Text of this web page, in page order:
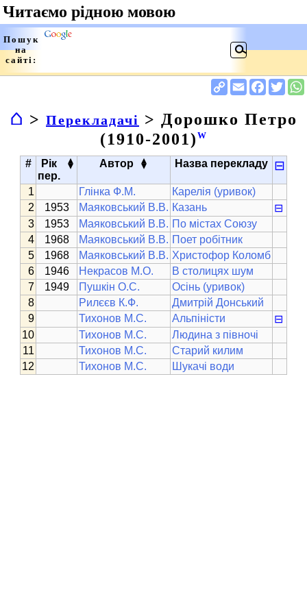
⌂ > Перекладачі > Дорошко Петро
(1910-2001) W
#
Рік
пер.
▴
▾ Автор ▴
▾ Назва перекладу ⊟
Глінка Ф.М.
Карелія (уривок)
1953
Маяковський В.В. Казань
⊟
1953
Маяковський В.В. По містах Союзу
1968
Маяковський В.В. Поет робітник
1968
Маяковський В.В. Христофор Коломб
1946
Некрасов М.О.
В столицях шум
1949
Пушкін О.С.
Осінь (уривок)
Рилєєв К.Ф.
Дмитрій Донський
Тихонов М.С.
Альпіністи
⊟
Тихонов М.С.
Людина з півночі
Тихонов М.С.
Старий килим
Тихонов М.С.
Шукачі води